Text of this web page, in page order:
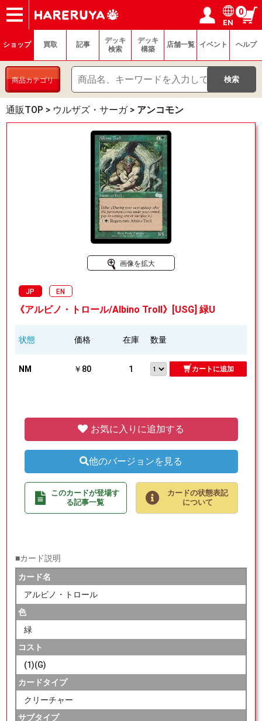
ショップ
買取
記事
デッキ検索
デッキ構築
選手一覧
店舗一覧
イベント
ヘルプ
お問い合わせ ログイン／会員登録
マイページ
EN
0
ショップ 買取 記事
デッキ
検索
デッキ
構築
店舗一覧 イベント ヘルプ
商品カテゴリ
通販TOP > ウルザズ・サーガ > アンコモン
画像を拡大
JP EN
《アルビノ・トロール/Albino Troll》[USG] 緑U
状態 価格 在庫 数量
NM ￥80 1 カートに追加
お気に入りに追加する
他のバージョンを見る
このカードが登場す
る記事一覧
カードの状態表記
について
■カード説明
カード名
アルビノ・トロール
色
緑
コスト
(1)(G)
カードタイプ
クリーチャー
サブタイプ